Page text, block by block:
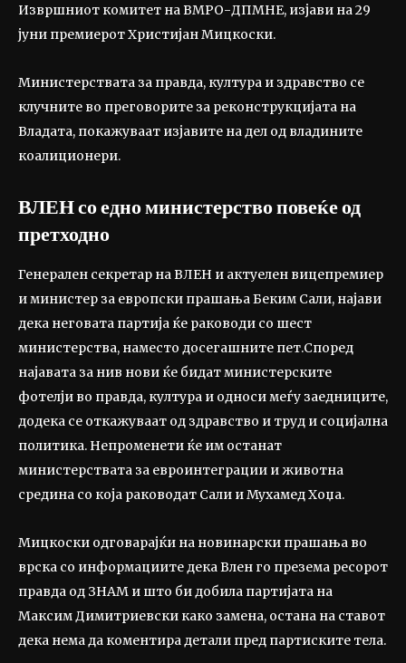
Извршниот комитет на ВМРО-ДПМНЕ, изјави на 29
јуни премиерот Христијан Мицкоски.
Министерствата за правда, култура и здравство се
клучните во преговорите за реконструкцијата на
Владата, покажуваат изјавите на дел од владините
коалиционери.
ВЛЕН со едно министерство повеќе од
претходно
Генерален секретар на ВЛЕН и актуелен вицепремиер
и министер за европски прашања Беким Сали, најави
дека неговата партија ќе раководи со шест
министерства, наместо досегашните пет.Според
најавата за нив нови ќе бидат министерските
фотелји во правда, култура и односи меѓу заедниците,
додека се откажуваат од здравство и труд и социјална
политика. Непроменети ќе им останат
министерствата за евроинтеграции и животна
средина со која раководат Сали и Мухамед Хоџа.
Мицкоски одговарајќи на новинарски прашања во
врска со информациите дека Влен го презема ресорот
правда од ЗНАМ и што би добила партијата на
Максим Димитриевски како замена, остана на ставот
дека нема да коментира детали пред партиските тела.